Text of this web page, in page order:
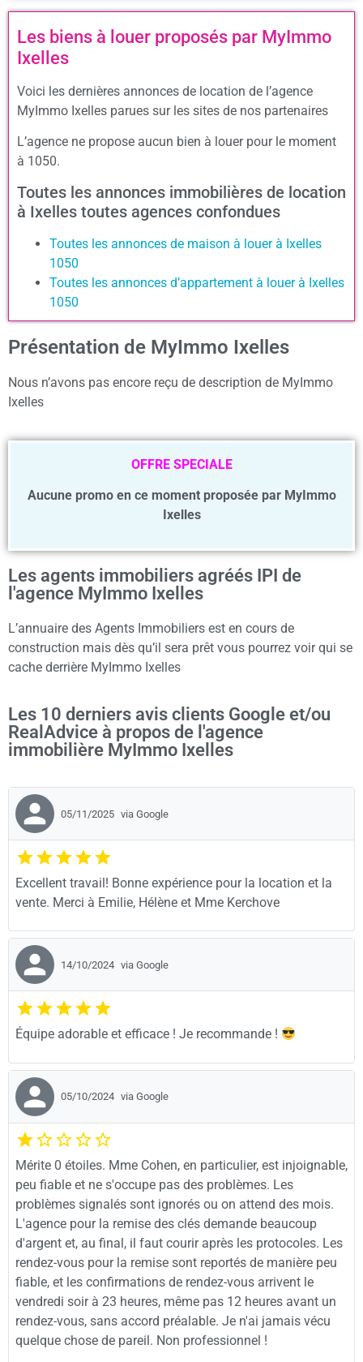
Les biens à louer proposés par MyImmo
Ixelles
Voici les dernières annonces de location de l’agence
MyImmo Ixelles parues sur les sites de nos partenaires
L’agence ne propose aucun bien à louer pour le moment
à 1050.
Toutes les annonces immobilières de location
à Ixelles toutes agences confondues
Toutes les annonces de maison à louer à Ixelles
1050
Toutes les annonces d’appartement à louer à Ixelles
1050
Présentation de MyImmo Ixelles
Nous n’avons pas encore reçu de description de MyImmo
Ixelles
OFFRE SPECIALE
Aucune promo en ce moment proposée par MyImmo
Ixelles
Les agents immobiliers agréés IPI de
l'agence MyImmo Ixelles
L’annuaire des Agents Immobiliers est en cours de
construction mais dès qu’il sera prêt vous pourrez voir qui se
cache derrière MyImmo Ixelles
Les 10 derniers avis clients Google et/ou
RealAdvice à propos de l'agence
immobilière MyImmo Ixelles
05/11/2025 via Google
Excellent travail! Bonne expérience pour la location et la
vente. Merci à Emilie, Hélène et Mme Kerchove
14/10/2024 via Google
Équipe adorable et efficace ! Je recommande !
05/10/2024 via Google
Mérite 0 étoiles. Mme Cohen, en particulier, est injoignable,
peu fiable et ne s'occupe pas des problèmes. Les
problèmes signalés sont ignorés ou on attend des mois.
L'agence pour la remise des clés demande beaucoup
d'argent et, au final, il faut courir après les protocoles. Les
rendez-vous pour la remise sont reportés de manière peu
fiable, et les confirmations de rendez-vous arrivent le
vendredi soir à 23 heures, même pas 12 heures avant un
rendez-vous, sans accord préalable. Je n'ai jamais vécu
quelque chose de pareil. Non professionnel !